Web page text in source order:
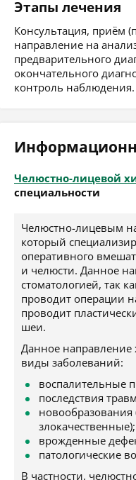
Этапы лечения
Консультация, приём
направление на
предварительного
окончательного
контроль наблюдения.
Челюстно-лицевой
специальности
Челюстно-лицевым
который
оперативного
и челюсти. Данное
стоматологией, так
проводит операции
проводит
шеи.
Данное
виды заболеваний:
воспалительные
последствия
злокачественные);
врожденные
патологические
В частности,